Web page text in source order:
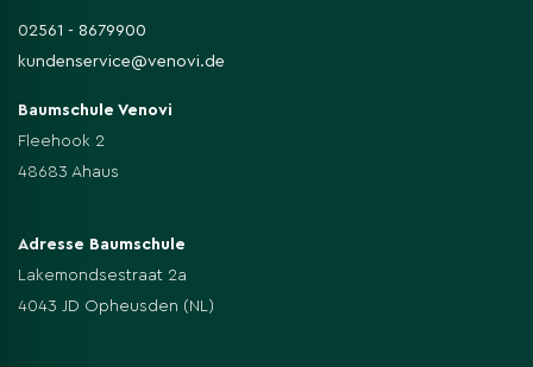
02561 - 8679900
kundenservice@venovi.de
Baumschule Venovi
Fleehook 2
48683 Ahaus
Adresse Baumschule
Lakemondsestraat 2a
4043 JD Opheusden (NL)